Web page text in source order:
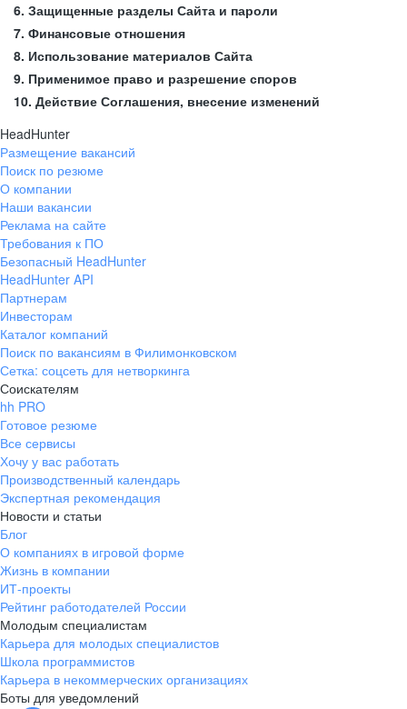
6. Защищенные разделы Сайта и пароли
7. Финансовые отношения
8. Использование материалов Сайта
9. Применимое право и разрешение споров
10. Действие Соглашения, внесение изменений
HeadHunter
Размещение вакансий
Поиск по резюме
О компании
Наши вакансии
Реклама на сайте
Требования к ПО
Безопасный HeadHunter
HeadHunter API
Партнерам
Инвесторам
Каталог компаний
Поиск по вакансиям в Филимонковском
Сетка: соцсеть для нетворкинга
Соискателям
hh PRO
Готовое резюме
Все сервисы
Хочу у вас работать
Производственный календарь
Экспертная рекомендация
Новости и статьи
Блог
О компаниях в игровой форме
Жизнь в компании
ИТ-проекты
Рейтинг работодателей России
Молодым специалистам
Карьера для молодых специалистов
Школа программистов
Карьера в некоммерческих организациях
Боты для уведомлений